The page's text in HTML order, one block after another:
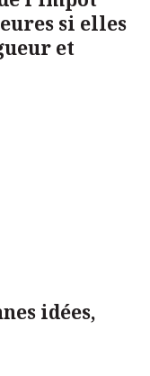
si elles
et
idées,